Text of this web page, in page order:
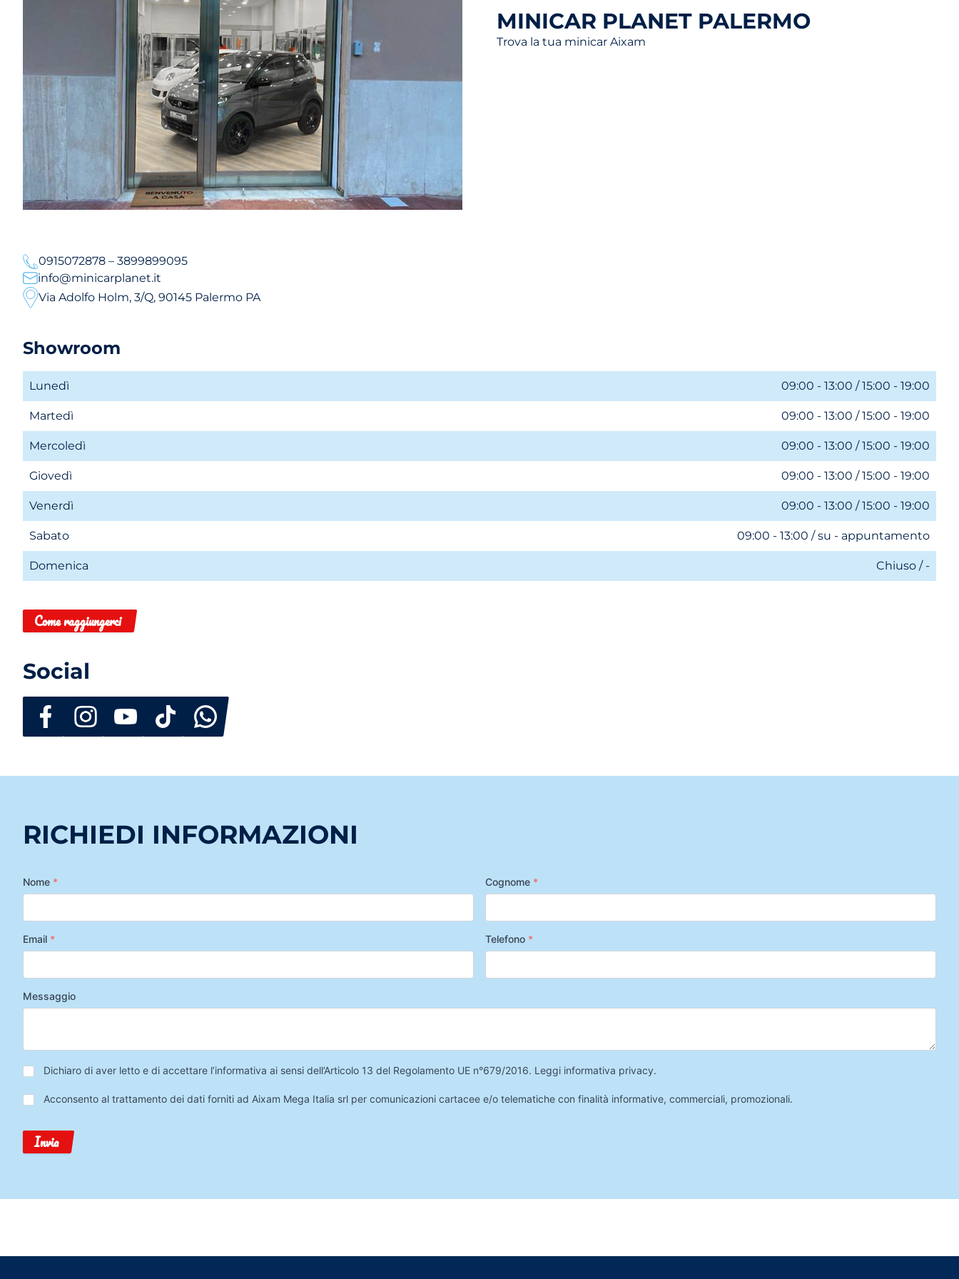
MINICAR PLANET PALERMO
Trova la tua minicar Aixam
0915072878 – 3899899095
info@minicarplanet.it
Via Adolfo Holm, 3/Q, 90145 Palermo PA
Showroom
Lunedì 09:00 - 13:00 / 15:00 - 19:00
Martedì 09:00 - 13:00 / 15:00 - 19:00
Mercoledì 09:00 - 13:00 / 15:00 - 19:00
Giovedì 09:00 - 13:00 / 15:00 - 19:00
Venerdì 09:00 - 13:00 / 15:00 - 19:00
Sabato 09:00 - 13:00 / su - appuntamento
Domenica Chiuso / -
Come raggiungerci
Social
RICHIEDI INFORMAZIONI
Nome * Cognome *
Email * Telefono *
Messaggio
Privacy*
Dichiaro di aver letto e di accettare l’informativa ai sensi dell’Articolo 13 del Regolamento UE n°679/2016. Leggi informativa privacy.
Trattamento
Dati
Acconsento al trattamento dei dati forniti ad Aixam Mega Italia srl per comunicazioni cartacee e/o telematiche con finalità informative, commerciali, promozionali.
Invia